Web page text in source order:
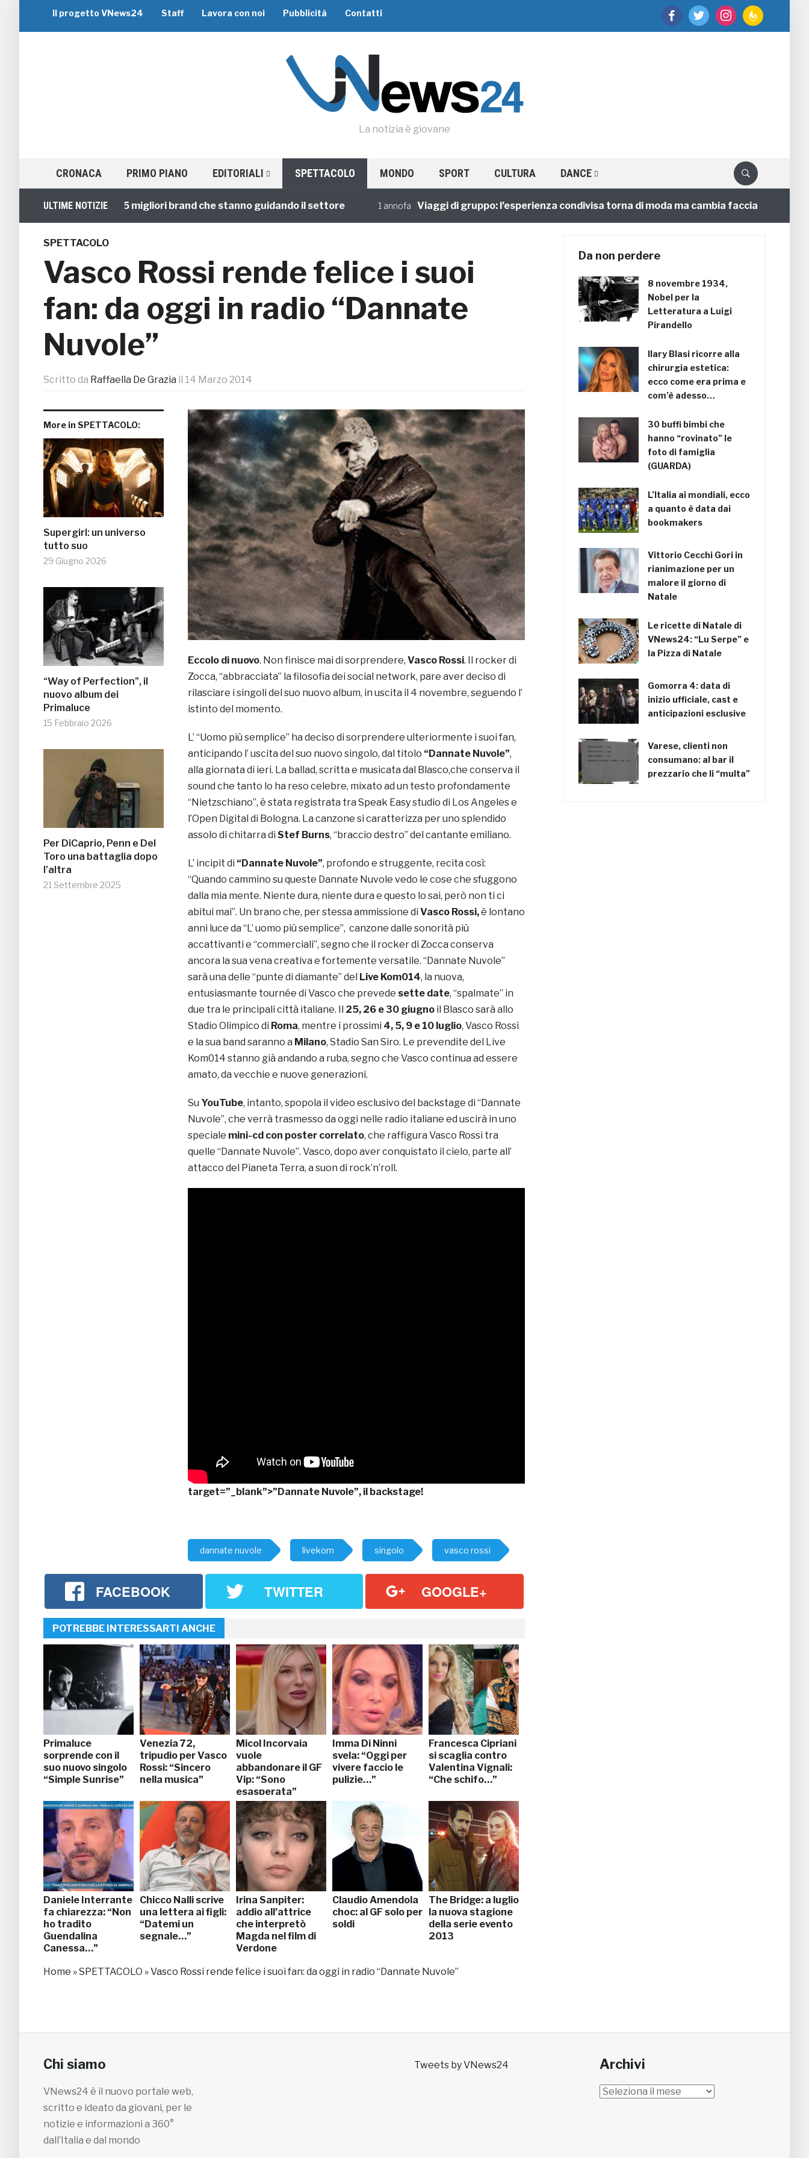
facebooktwitter instagramfeedburner
Il progetto VNews24 Staff Lavora con noi Pubblicità Contatti
La notizia è giovane
CRONACA PRIMO PIANO EDITORIALI SPETTACOLO MONDO SPORT CULTURA DANCE
ULTIME NOTIZIE
Viaggi di Gruppo: i 5 migliori brand che stanno guidando il settore 1 annofa Viaggi di gruppo: l’esperienza condivisa torna di moda ma cambia faccia
SPETTACOLO
Vasco Rossi rende felice i suoi
fan: da oggi in radio “Dannate
Nuvole”
Scritto da Raffaella De Grazia il 14 Marzo 2014
More in SPETTACOLO:
Supergirl: un universo
tutto suo
29 Giugno 2026
“Way of Perfection”, il
nuovo album dei
Primaluce
15 Febbraio 2026
Per DiCaprio, Penn e Del
Toro una battaglia dopo
l’altra
21 Settembre 2025
Eccolo di nuovo. Non finisce mai di sorprendere, Vasco Rossi. Il rocker di
Zocca, “abbracciata” la filosofia dei social network, pare aver deciso di
rilasciare i singoli del suo nuovo album, in uscita il 4 novembre, seguendo l’
istinto del momento.
L’ “Uomo più semplice” ha deciso di sorprendere ulteriormente i suoi fan,
anticipando l’ uscita del suo nuovo singolo, dal titolo “Dannate Nuvole”,
alla giornata di ieri. La ballad, scritta e musicata dal Blasco,che conserva il
sound che tanto lo ha reso celebre, mixato ad un testo profondamente
“Nietzschiano”, è stata registrata tra Speak Easy studio di Los Angeles e
l’Open Digital di Bologna. La canzone si caratterizza per uno splendido
assolo di chitarra di Stef Burns, “braccio destro” del cantante emiliano.
L’ incipit di “Dannate Nuvole”, profondo e struggente, recita così:
“Quando cammino su queste Dannate Nuvole vedo le cose che sfuggono
dalla mia mente. Niente dura, niente dura e questo lo sai, però non ti ci
abitui mai”. Un brano che, per stessa ammissione di Vasco Rossi,è lontano
anni luce da “L’ uomo più semplice”, canzone dalle sonorità più
accattivanti e “commerciali”, segno che il rocker di Zocca conserva
ancora la sua vena creativa e fortemente versatile. “Dannate Nuvole”
sarà una delle “punte di diamante” del Live Kom014, la nuova,
entusiasmante tournée di Vasco che prevede sette date, “spalmate” in
due tra le principali città italiane. Il 25, 26 e 30 giugno il Blasco sarà allo
Stadio Olimpico di Roma, mentre i prossimi 4, 5, 9 e 10 luglio, Vasco Rossi
e la sua band saranno a Milano, Stadio San Siro. Le prevendite del Live
Kom014 stanno già andando a ruba, segno che Vasco continua ad essere
amato, da vecchie e nuove generazioni.
Su YouTube, intanto, spopola il video esclusivo del backstage di “Dannate
Nuvole”, che verrà trasmesso da oggi nelle radio italiane ed uscirà in uno
speciale mini-cd con poster correlato, che raffigura Vasco Rossi tra
quelle “Dannate Nuvole”. Vasco, dopo aver conquistato il cielo, parte all’
attacco del Pianeta Terra, a suon di rock’n’roll.
target=”_blank”>”Dannate Nuvole”, il backstage!
dannate nuvole livekom singolo vasco rossi
FACEBOOK TWITTER GOOGLE+
POTREBBE INTERESSARTI ANCHE
Primaluce
sorprende con il
suo nuovo singolo
“Simple Sunrise”
Venezia 72,
tripudio per Vasco
Rossi: “Sincero
nella musica”
Micol Incorvaia
vuole
abbandonare il GF
Vip: “Sono
esasperata”
Imma Di Ninni
svela: “Oggi per
vivere faccio le
pulizie…”
Francesca Cipriani
si scaglia contro
Valentina Vignali:
“Che schifo…”
Daniele Interrante
fa chiarezza: “Non
ho tradito
Guendalina
Canessa…”
Chicco Nalli scrive
una lettera ai figli:
“Datemi un
segnale…”
Irina Sanpiter:
addio all’attrice
che interpretò
Magda nel film di
Verdone
Claudio Amendola
choc: al GF solo per
soldi
The Bridge: a luglio
la nuova stagione
della serie evento
2013
Home »SPETTACOLO »Vasco Rossi rende felice i suoi fan: da oggi in radio “Dannate Nuvole”
Da non perdere
8 novembre 1934,
Nobel per la
Letteratura a Luigi
Pirandello
Ilary Blasi ricorre alla
chirurgia estetica:
ecco come era prima e
com’è adesso…
30 buffi bimbi che
hanno “rovinato” le
foto di famiglia
(GUARDA)
L’Italia ai mondiali, ecco
a quanto è data dai
bookmakers
Vittorio Cecchi Gori in
rianimazione per un
malore il giorno di
Natale
Le ricette di Natale di
VNews24: “Lu Serpe” e
la Pizza di Natale
Gomorra 4: data di
inizio ufficiale, cast e
anticipazioni esclusive
Varese, clienti non
consumano: al bar il
prezzario che li “multa”
Chi siamo
VNews24 è il nuovo portale web,
scritto e ideato da giovani, per le
notizie e informazioni a 360°
dall’Italia e dal mondo
Tweets by VNews24 Archivi
Archivi